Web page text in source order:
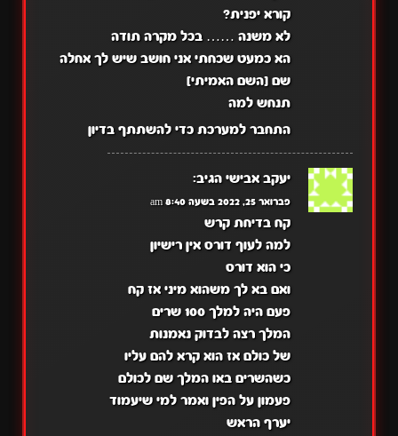
קורא יפנית?
לא משנה …… בכל מקרה תודה
הא כמעט שכחתי אני חושב שיש לך אחלה
שם [השם האמיתי]
תנחש למה
התחבר למערכת כדי להשתתף בדיון
יעקב אבישי הגיב:
פברואר 25, 2022 בשעה 8:40 am
קח בדיחת קרש
למה לעוף דורס אין רישיון
כי הוא דורס
ואם בא לך משהוא מיני אז קח
פעם היה למלך 100 שרים
המלך רצה לבדוק נאמנות
של כולם אז הוא קרא להם עליו
כשהשרים באו המלך שם לכולם
פעמון על הפין ואמר למי שיעמוד
יערף הראש